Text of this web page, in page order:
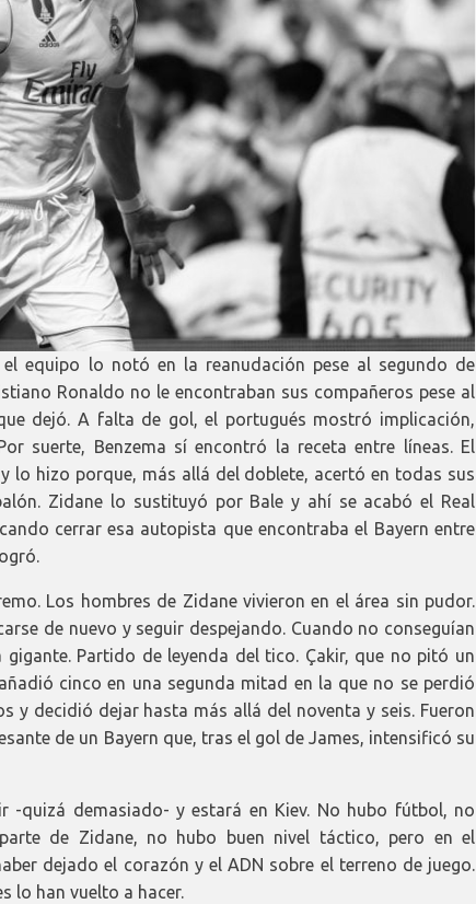
equipo lo notó en la reanudación pese al segundo de
Ronaldo no le encontraban sus compañeros pese al
dejó. A falta de gol, el portugués mostró implicación,
suerte, Benzema sí encontró la receta entre líneas. El
lo hizo porque, más allá del doblete, acertó en todas sus
Zidane lo sustituyó por Bale y ahí se acabó el Real
cerrar esa autopista que encontraba el Bayern entre
Los hombres de Zidane vivieron en el área sin pudor.
de nuevo y seguir despejando. Cuando no conseguían
Partido de leyenda del tico. Çakir, que no pitó un
cinco en una segunda mitad en la que no se perdió
y decidió dejar hasta más allá del noventa y seis. Fueron
de un Bayern que, tras el gol de James, intensificó su
-quizá demasiado- y estará en Kiev. No hubo fútbol, no
de Zidane, no hubo buen nivel táctico, pero en el
dejado el corazón y el ADN sobre el terreno de juego.
lo han vuelto a hacer.